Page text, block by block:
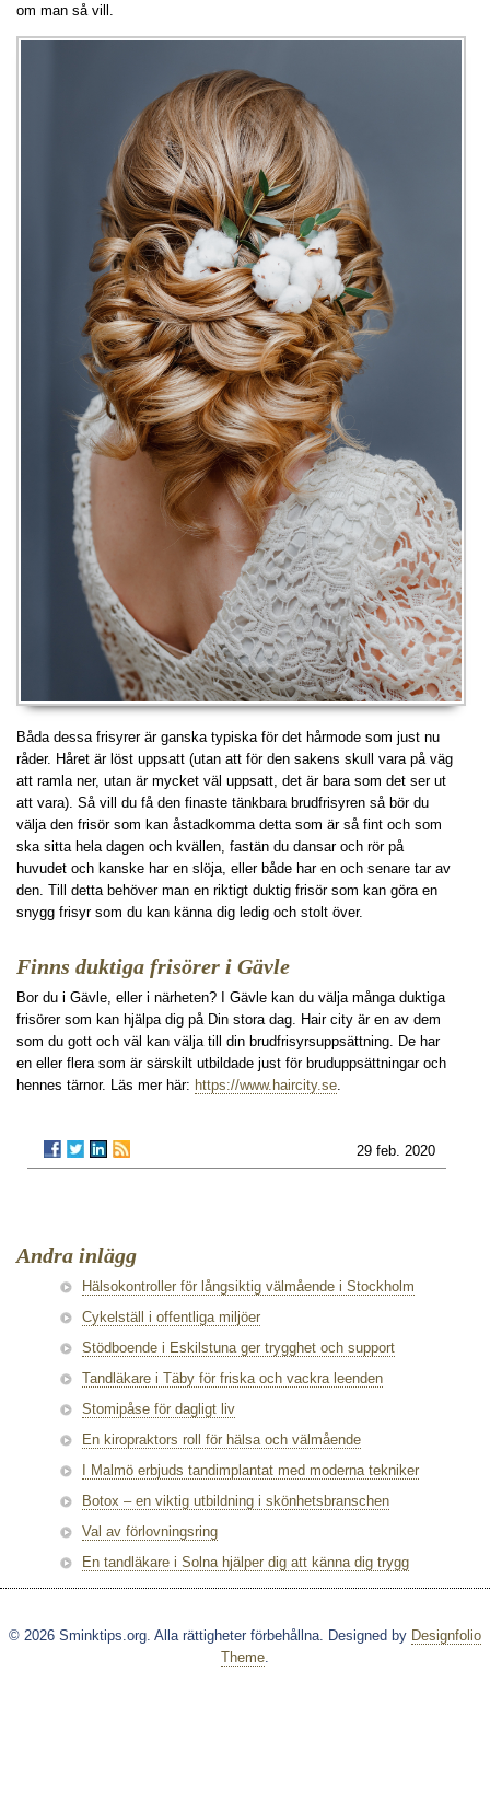
om man så vill.
Båda dessa frisyrer är ganska typiska för det hårmode som just nu
råder. Håret är löst uppsatt (utan att för den sakens skull vara på väg
att ramla ner, utan är mycket väl uppsatt, det är bara som det ser ut
att vara). Så vill du få den finaste tänkbara brudfrisyren så bör du
välja den frisör som kan åstadkomma detta som är så fint och som
ska sitta hela dagen och kvällen, fastän du dansar och rör på
huvudet och kanske har en slöja, eller både har en och senare tar av
den. Till detta behöver man en riktigt duktig frisör som kan göra en
snygg frisyr som du kan känna dig ledig och stolt över.
Finns duktiga frisörer i Gävle
Bor du i Gävle, eller i närheten? I Gävle kan du välja många duktiga
frisörer som kan hjälpa dig på Din stora dag. Hair city är en av dem
som du gott och väl kan välja till din brudfrisyrsuppsättning. De har
en eller flera som är särskilt utbildade just för bruduppsättningar och
hennes tärnor. Läs mer här: https://www.haircity.se.
29 feb. 2020
Andra inlägg
Hälsokontroller för långsiktig välmående i Stockholm
Cykelställ i offentliga miljöer
Stödboende i Eskilstuna ger trygghet och support
Tandläkare i Täby för friska och vackra leenden
Stomipåse för dagligt liv
En kiropraktors roll för hälsa och välmående
I Malmö erbjuds tandimplantat med moderna tekniker
Botox – en viktig utbildning i skönhetsbranschen
Val av förlovningsring
En tandläkare i Solna hjälper dig att känna dig trygg
© 2026 Sminktips.org. Alla rättigheter förbehållna. Designed by Designfolio
Theme.